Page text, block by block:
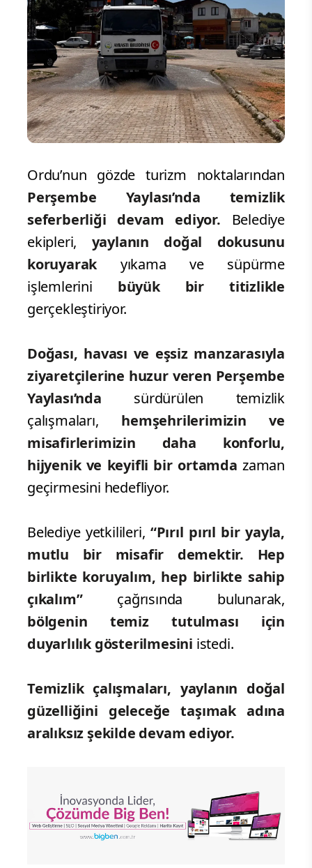
Ordu’nun gözde turizm noktalarından
Perşembe Yaylası’nda temizlik
seferberliği devam ediyor. Belediye
ekipleri, yaylanın doğal dokusunu
koruyarakyıkama ve süpürme
işlemlerini büyük bir titizlikle
gerçekleştiriyor.
Doğası, havası ve eşsiz manzarasıyla
ziyaretçilerine huzur veren Perşembe
Yaylası’nda sürdürülen temizlik
çalışmaları, hemşehrilerimizin ve
misafirlerimizin daha konforlu,
hijyenik ve keyifli bir ortamda zaman
geçirmesini hedefliyor.
Belediye yetkilileri, “Pırıl pırıl bir yayla,
mutlu bir misafir demektir. Hep
birlikte koruyalım, hep birlikte sahip
çıkalım” çağrısında bulunarak,
bölgenin temiz tutulması için
duyarlılık gösterilmesini istedi.
Temizlik çalışmaları, yaylanın doğal
güzelliğini geleceğe taşımak adına
aralıksız şekilde devam ediyor.